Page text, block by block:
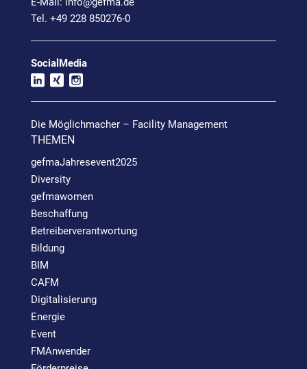
Tel. +49 228 850276-0
SocialMedia
Die Möglichmacher – Facility Management
THEMEN
gefmaJahresevent2025
Diversity
gefmawomen
Beschaffung
Betreiberverantwortung
Bildung
BIM
CAFM
Digitalisierung
Energie
Event
FMAnwender